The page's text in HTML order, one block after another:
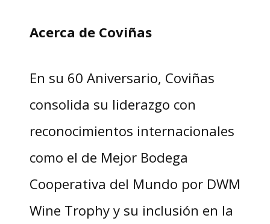
Acerca de Coviñas
En su 60 Aniversario, Coviñas
consolida su liderazgo con
reconocimientos internacionales
como el de Mejor Bodega
Cooperativa del Mundo por DWM
Wine Trophy y su inclusión en la